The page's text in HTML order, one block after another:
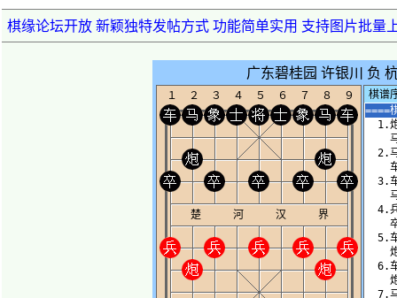
棋缘论坛开放 新颖独特发帖方式 功能简单实用 支持图片批量